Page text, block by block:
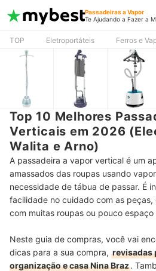
Passadeiras a Vapor
Te Ajudando a Fazer a
TOP Eletroportáteis Ferros e
Top 10 Melhores
Verticais em 2026
Walita e Arno)
A passadeira a vapor vertical é um
amassados das roupas usando
necessidade de tábua de passar. É
facilidade no cuidado com as peças,
com muitas roupas ou pouco
Neste guia de compras, você vai
dicas para a sua compra, revisadas
organização e casa Nina Braz.